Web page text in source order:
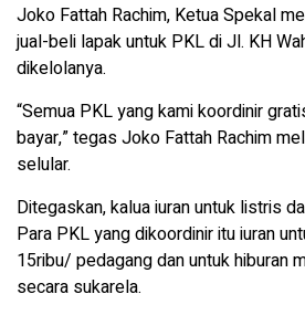
Joko Fattah Rachim, Ketua Spekal
jual-beli lapak untuk PKL di Jl. KH
dikelolanya.
“Semua PKL yang kami koordinir
bayar,” tegas Joko Fattah Rachim
selular.
Ditegaskan, kalua iuran untuk listris
Para PKL yang dikoordinir itu iuran
15ribu/ pedagang dan untuk hiburan
secara sukarela.